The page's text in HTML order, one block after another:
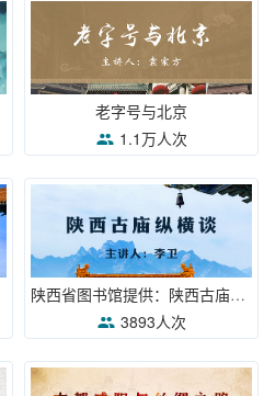
老字号与北京
1.1万人次
陕西省图书馆提供：陕西古庙纵横谈
3893人次